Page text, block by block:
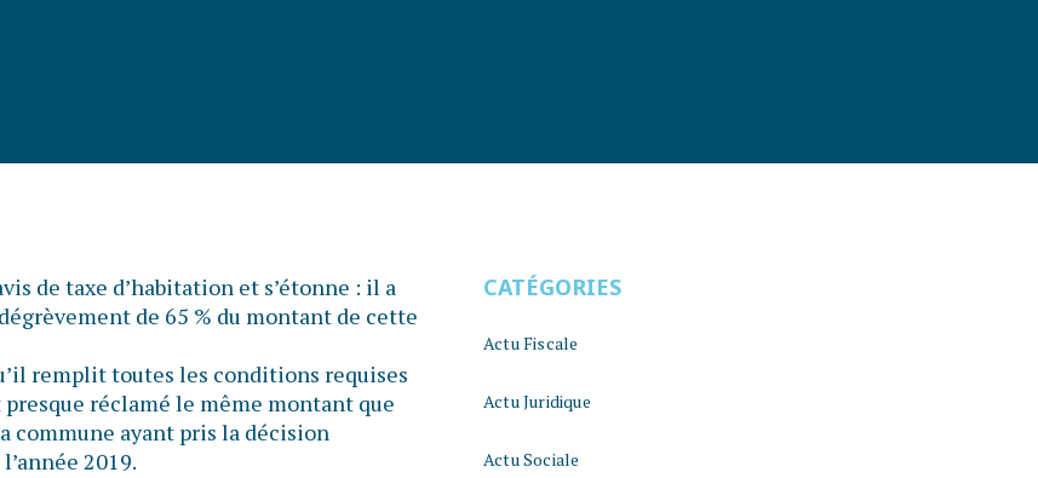
de taxe d’habitation et s’étonne : il a
de 65 % du montant de cette
remplit toutes les conditions requises
réclamé le même montant que
commune ayant pris la décision
2019.
CATÉGORIES
Actu Fiscale
Actu Juridique
Actu Sociale